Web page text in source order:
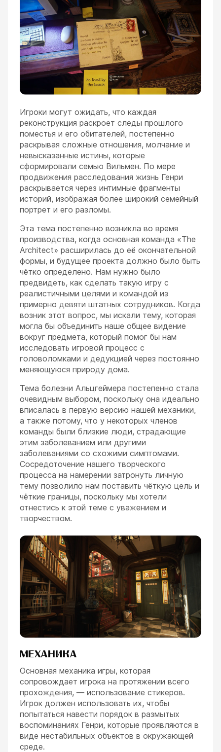
Игроки могут ожидать, что каждая
реконструкция раскроет следы прошлого
поместья и его обитателей, постепенно
раскрывая сложные отношения, молчание и
невысказанные истины, которые
сформировали семью Вильмен. По мере
продвижения расследования жизнь Генри
раскрывается через интимные фрагменты
историй, изображая более широкий семейный
портрет и его разломы.
Эта тема постепенно возникла во время
производства, когда основная команда «The
Architect» расширилась до её окончательной
формы, и будущее проекта должно было быть
чётко определено. Нам нужно было
предвидеть, как сделать такую игру с
реалистичными целями и командой из
примерно девяти штатных сотрудников. Когда
возник этот вопрос, мы искали тему, которая
могла бы объединить наше общее видение
вокруг предмета, который помог бы нам
исследовать игровой процесс с
головоломками и дедукцией через постоянно
меняющуюся природу дома.
Тема болезни Альцгеймера постепенно стала
очевидным выбором, поскольку она идеально
вписалась в первую версию нашей механики,
а также потому, что у некоторых членов
команды были близкие люди, страдающие
этим заболеванием или другими
заболеваниями со схожими симптомами.
Сосредоточение нашего творческого
процесса на намерении затронуть личную
тему позволило нам поставить чёткую цель и
чёткие границы, поскольку мы хотели
отнестись к этой теме с уважением и
творчеством.
МЕХАНИКА
Основная механика игры, которая
сопровождает игрока на протяжении всего
прохождения, — использование стикеров.
Игрок должен использовать их, чтобы
попытаться навести порядок в размытых
воспоминаниях Генри, которые проявляются в
виде нестабильных объектов в окружающей
среде.